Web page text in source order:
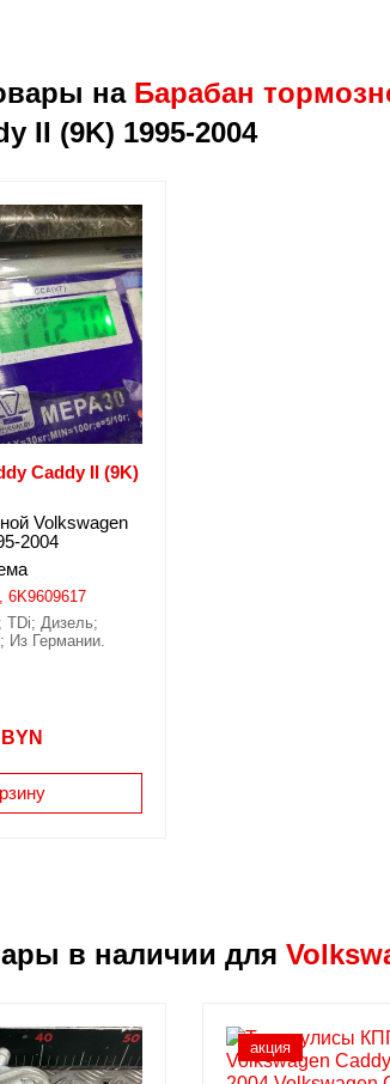
на Барабан
II (9K) 1995-2004
Caddy II (9K)
Volkswagen
2004
6K9609617
TDi; Дизель;
Германии.
BYN
в наличии для
акция